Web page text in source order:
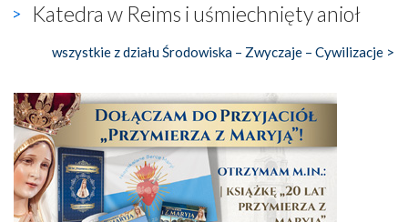
Katedra w Reims i uśmiechnięty anioł
wszystkie z działu Środowiska – Zwyczaje – Cywilizacje >